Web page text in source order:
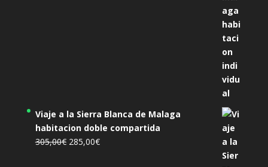
Viaje a la Sierra Blanca de Malaga
habitacion doble compartida
305,00€ El
285,00€El